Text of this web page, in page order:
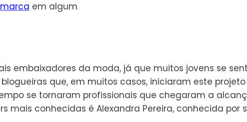
marca em algum
embaixadores da moda, já que muitos jovens se
que, em muitos casos, iniciaram este projeto
se tornaram profissionais que chegaram a
mais conhecidas é Alexandra Pereira, conhecida por